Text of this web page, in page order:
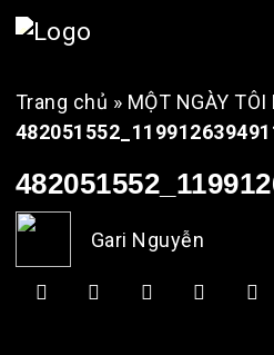
Trang chủ » MỘT NGÀY
Gari Nguyễn